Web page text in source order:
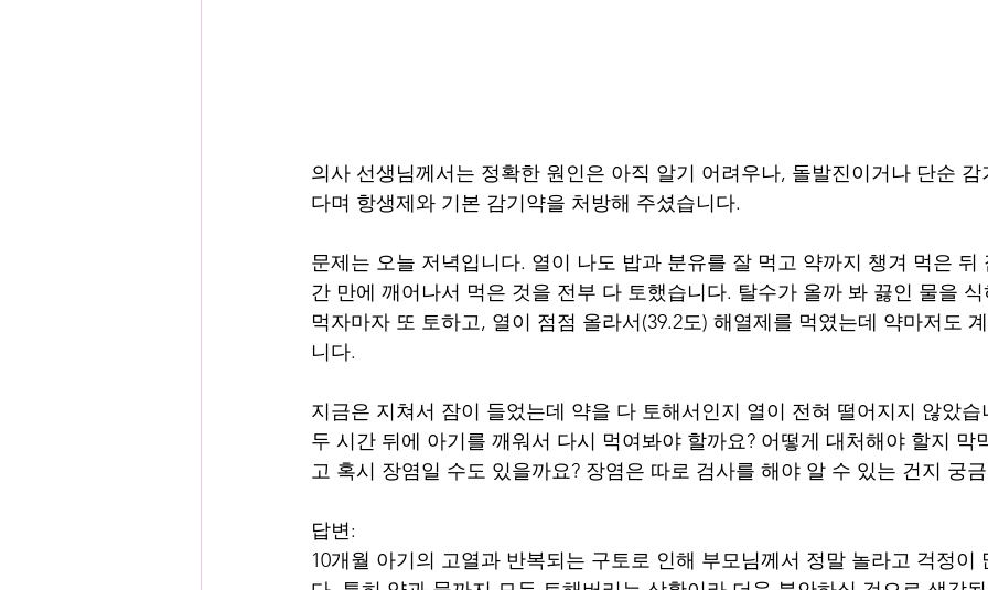
의사 선생님께서는 정확한 원인은 아직 알기 어려우나, 돌발진이거나 단순
다며 항생제와 기본 감기약을 처방해 주셨습니다.
문제는 오늘 저녁입니다. 열이 나도 밥과 분유를 잘 먹고 약까지 챙겨 먹은 뒤
간 만에 깨어나서 먹은 것을 전부 다 토했습니다. 탈수가 올까 봐 끓인 물을
먹자마자 또 토하고, 열이 점점 올라서(39.2도) 해열제를 먹였는데 약마저도
니다.
지금은 지쳐서 잠이 들었는데 약을 다 토해서인지 열이 전혀 떨어지지 않았
두 시간 뒤에 아기를 깨워서 다시 먹여봐야 할까요? 어떻게 대처해야 할지 막
고 혹시 장염일 수도 있을까요? 장염은 따로 검사를 해야 알 수 있는 건지 궁
답변:
10개월 아기의 고열과 반복되는 구토로 인해 부모님께서 정말 놀라고 걱정이